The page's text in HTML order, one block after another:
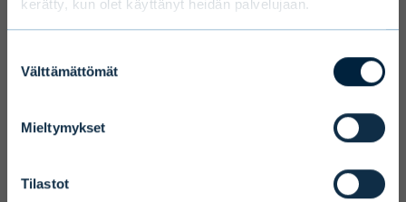
kerätty, kun olet käyttänyt heidän palvelujaan.
valinta
Välttämättömät
Mieltymykset
Tilastot
Select language
Terms and conditions
We ask you to take into account the